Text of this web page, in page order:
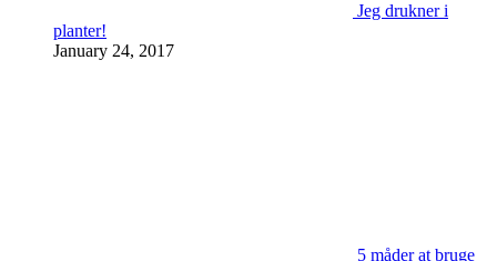
Jeg drukner i
planter!
January 24, 2017
5 måder at bruge